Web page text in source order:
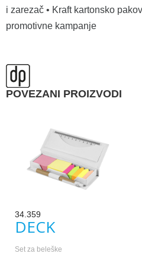
i zarezač • Kraft kartonsko
promotivne kampanje
POVEZANI PROIZVODI
34.359
DECK
Set za beleške